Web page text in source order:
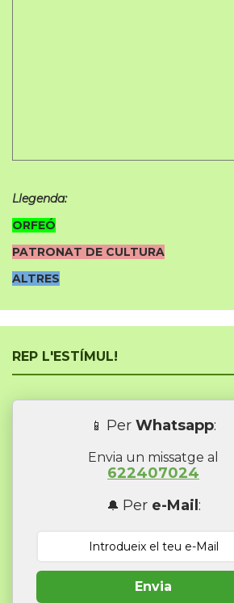
Llegenda:
ORFEÓ
PATRONAT DE CULTURA
ALTRES
REP L'ESTÍMUL!
📱 Per Whatsapp:
Envia un missatge al
622407024
🔔 Per e-Mail :
Envia